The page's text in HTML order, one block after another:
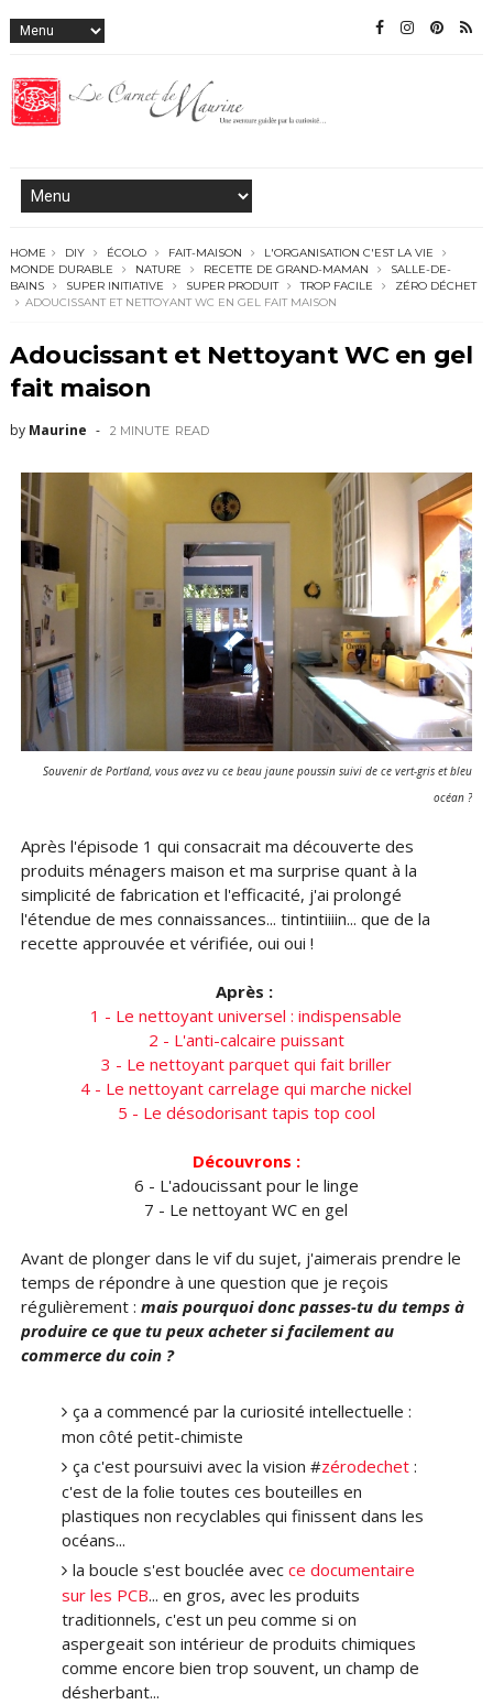
HOME DIY ÉCOLO FAIT-MAISON
L'ORGANISATION C'EST LA VIE
MONDE DURABLE
NATURE RECETTE DE GRAND-MAMAN
SALLE-DE-
BAINS
SUPER INITIATIVE SUPER PRODUIT TROP FACILE
ZÉRO DÉCHET
ADOUCISSANT ET NETTOYANT WC EN GEL FAIT MAISON
Adoucissant et Nettoyant WC en gel
fait maison
by Maurine 2 MINUTE READ
Souvenir de Portland, vous avez vu ce beau jaune poussin suivi de ce vert-gris et bleu
océan ?
Après l'épisode 1 qui consacrait ma découverte des
produits ménagers maison et ma surprise quant à la
simplicité de fabrication et l'efficacité, j'ai prolongé
l'étendue de mes connaissances... tintintiiiin... que de la
recette approuvée et vérifiée, oui oui !
Après :
1 - Le nettoyant universel : indispensable
2 - L'anti-calcaire puissant
3 - Le nettoyant parquet qui fait briller
4 - Le nettoyant carrelage qui marche nickel
5 - Le désodorisant tapis top cool
Découvrons :
6 - L'adoucissant pour le linge
7 - Le nettoyant WC en gel
Avant de plonger dans le vif du sujet, j'aimerais prendre le
temps de répondre à une question que je reçois
régulièrement : mais pourquoi donc passes-tu du temps à
produire ce que tu peux acheter si facilement au
commerce du coin ?
ça a commencé par la curiosité intellectuelle :
mon côté petit-chimiste
ça c'est poursuivi avec la vision #zérodechet:
c'est de la folie toutes ces bouteilles en
plastiques non recyclables qui finissent dans les
océans...
la boucle s'est bouclée avecce documentaire
sur les PCB... en gros, avec les produits
traditionnels, c'est un peu comme si on
aspergeait son intérieur de produits chimiques
comme encore bien trop souvent, un champ de
désherbant...